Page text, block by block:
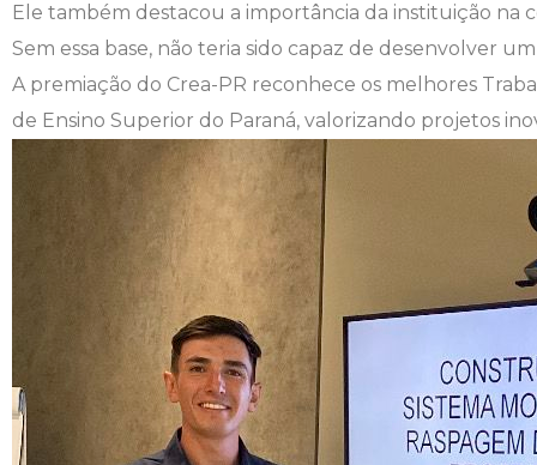
Ele também destacou a importância da instituição na
Sem essa base, não teria sido capaz de desenvolver
A premiação do Crea-PR reconhece os melhores
de Ensino Superior do Paraná, valorizando projetos
Engenharia Mecânica
Farmácia
Fisioterapia
Medicina Veterinária
Nutrição
Odontologia
Manual do Acadêmico
Manual de Formatura
Manual de Trabalhos Acadêmicos
Minha Biblioteca
Núcleo de Apoio Psicopedagógico
Ouvidoria
Plano de Ensino
Infocampo
Intercampo
Logos Campo Real
NAPP e NAPC
Portal do Egresso
Portal do RH
Programa de Monitoria